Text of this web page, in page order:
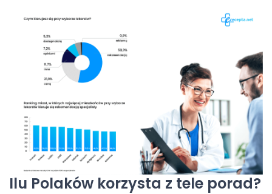
Ilu Polaków korzysta z tele porad?